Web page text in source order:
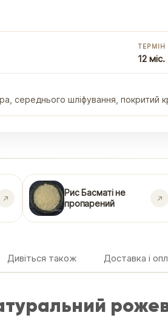
12 міс.
середнього шліфування, покритий
Рис Басматі не
пропарений
Дивіться також Доставка і